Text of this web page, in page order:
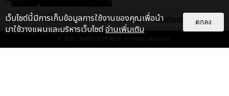
ประมวลภาพค่ำคืนแห่งความทรงจำ
ของ ITZY และมิดจีไทย ในวันที่
หัวใจส่องสว่างไปพร้อมกัน
EXCLUSIVE : 11
เกี่ยวกับเรา ติดต่อลงโฆษณา ติดต่อเรา
© 2026 THAITICKETMAJOR All Rights Reserved.
เว็บไซต์นี้มีการเก็บข้อมูลการใช้งานของคุณเพื่อนำ
มาใช้วางแผนและบริหารเว็บไซต์อ่านเพิ่มเติม
ตกลง